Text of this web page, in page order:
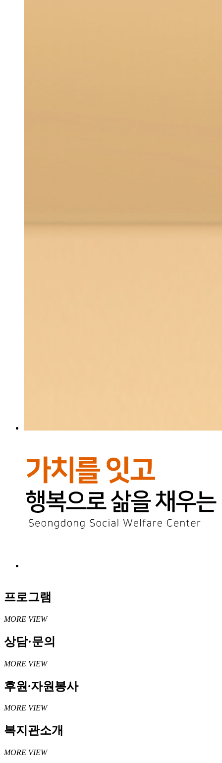
프로그램
MORE VIEW
상담·문의
MORE VIEW
후원 ·자원봉사
MORE VIEW
복지관소개
MORE VIEW